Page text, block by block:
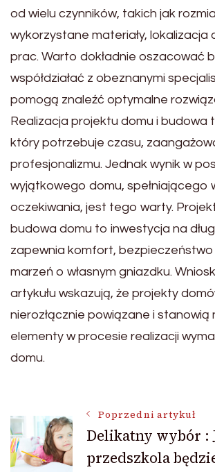
od wielu czynników, takich jak
wykorzystane materiały, lokalizacja
prac. Warto dokładnie oszacować
współdziałać z obeznanymi
pomogą znaleźć optymalne
Realizacja projektu domu i budowa
który potrzebuje czasu,
profesjonalizmu. Jednak wynik w
wyjątkowego domu, spełniającego
oczekiwania, jest tego warty.
budowa domu to inwestycja na
zapewnia komfort, bezpieczeństwo
marzeń o własnym gniazdku.
artykułu wskazują, że projekty
nierozłącznie powiązane i stanowią
elementy w procesie realizacji
domu.
NawigacjaPoprzedni artykuł
Delikatny wybór :
przedszkola